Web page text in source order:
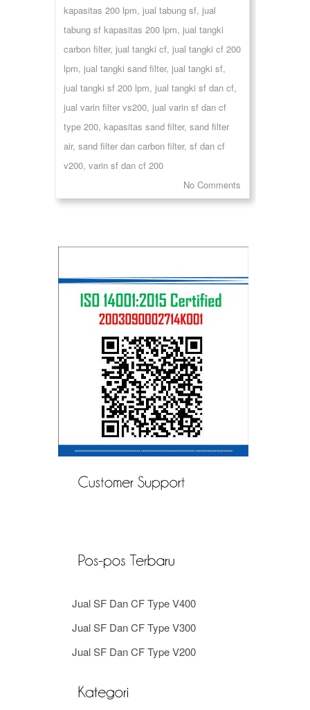
kapasitas 200 lpm, jual tabung sf, jual
tabung sf kapasitas 200 lpm, jual tangki
carbon filter, jual tangki cf, jual tangki cf 200
lpm, jual tangki sand filter, jual tangki sf,
jual tangki sf 200 lpm, jual tangki sf dan cf,
jual varin filter vs200, jual varin sf dan cf
type 200, kapasitas sand filter, sand filter
air, sand filter dan carbon filter, sf dan cf
v200, varin sf dan cf 200
No Comments
Jual SF Dan CF Type V400
Jual SF Dan CF Type V300
Jual SF Dan CF Type V200